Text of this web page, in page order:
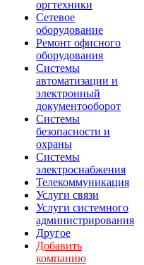
оргтехники
Сетевое
оборудование
Ремонт офисного
оборудования
Системы
автоматизации и
электронный
документооборот
Системы
безопасности и
охраны
Системы
электроснабжения
Телекоммуникация
Услуги связи
Услуги системного
администрирования
Другое
Добавить
компанию